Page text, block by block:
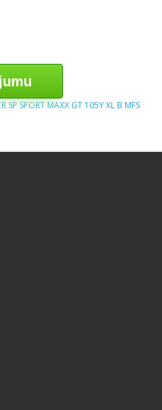
SP SPORT MAXX GT 105Y XL B MFS